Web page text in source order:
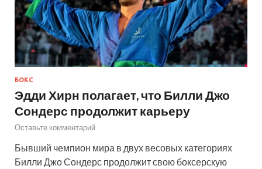
БОКС
Эдди Хирн полагает, что Билли Джо
Сондерс продолжит карьеру
Оставьте комментарий
Бывший чемпион мира в двух весовых категориях
Билли Джо Сондерс продолжит свою боксерскую